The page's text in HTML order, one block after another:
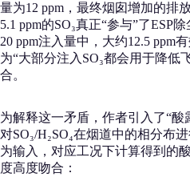
量为12 ppm，最终烟囱增加的排
5.1 ppm的SO₃真正“参与”了ESP
20 ppm注入量中，大约12.5 ppm
为“大部分注入SO₃都会用于降低
合。
为解释这一矛盾，作者引入了“酸
对SO₃/H₂SO₄在烟道中的相分布
为输入，对应工况下计算得到的
度高度吻合：